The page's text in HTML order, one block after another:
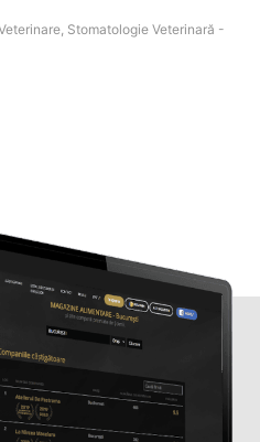
Stomatologie Veterinară -